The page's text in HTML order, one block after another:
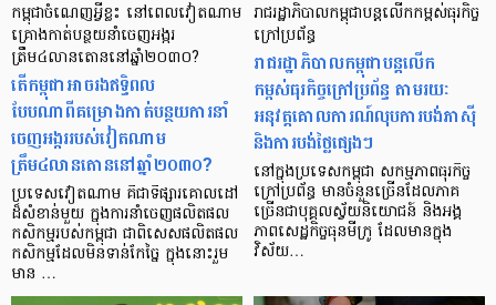
កម្ពុជាចំណេញអ្វីខ្លះ នៅពេលវៀតណាម
គ្រោងកាត់បន្ថយនាំចេញអង្ករ
ត្រឹម៤លានតោននៅឆ្នាំ២០៣០?
តើកម្ពុជាអាចរងឥទ្ធិពល
បែបណាពីគម្រោងកាត់បន្ថយការនាំ
ចេញអង្កររបស់វៀតណាម
ត្រឹម៤លានតោននៅឆ្នាំ២០៣០?
ប្រទេសវៀតណាម គឺជាទីផ្សារគោលដៅ
ដ៏សំខាន់មួយ ក្នុងការនាំចេញផលិតផល
កសិកម្មរបស់កម្ពុជា ជាពិសេសផលិតផល
កសិកម្មដែលមិនទាន់កែច្នៃ ក្នុងនោះរួម
មាន …
រាជរដ្ឋាភិបាលកម្ពុជាបន្តលើកកម្ពស់ធុរកិច្ច
ក្រៅប្រព័ន្ធ
រាជរដ្ឋាភិបាលកម្ពុជាបន្តលើក
កម្ពស់ធុរកិច្ចក្រៅប្រព័ន្ធ តាមរយៈ
អនុវត្តគោលការណ៍លុបការបង់ភាស៊ី
និងការបង់ថ្លៃផ្សេងៗ
នៅក្នុងប្រទេសកម្ពុជា សកម្មភាពធុរកិច្ច
ក្រៅប្រព័ន្ធ មានចំនួនច្រើនដែលភាគ
ច្រើនជាបុគ្គលស្វ័យនិយោជន៍ និងអង្គ
ភាពសេដ្ឋកិច្ចធុនមីក្រូ ដែលមានក្នុង
វិស័យ…